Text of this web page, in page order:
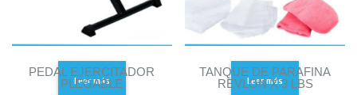
PEDAL EJERCITADOR
PLEGABLE
Leer más
TANQUE DE PARAFINA
REVLON X 3 LBS
Leer más